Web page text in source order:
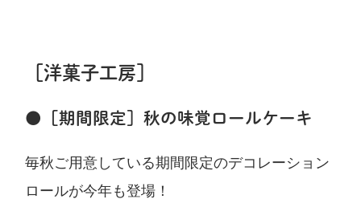
［洋菓子工房］
●［期間限定］秋の味覚ロールケーキ
毎秋ご用意している期間限定のデコレーション
ロールが今年も登場！